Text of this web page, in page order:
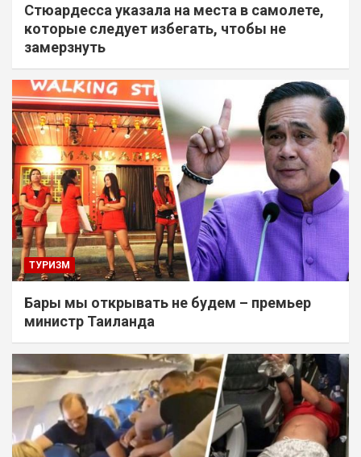
Стюардесса указала на места в самолете,
которые следует избегать, чтобы не
замерзнуть
ТУРИЗМ
Бары мы открывать не будем – премьер
министр Таиланда